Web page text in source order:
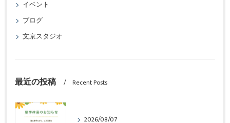
イベント
ブログ
文京スタジオ
最近の投稿 Recent Posts
2026/08/07